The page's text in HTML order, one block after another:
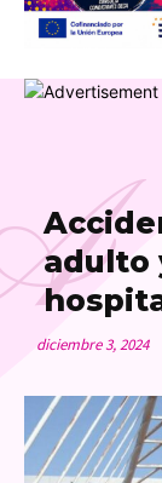
adulto
diciembre 3, 2024